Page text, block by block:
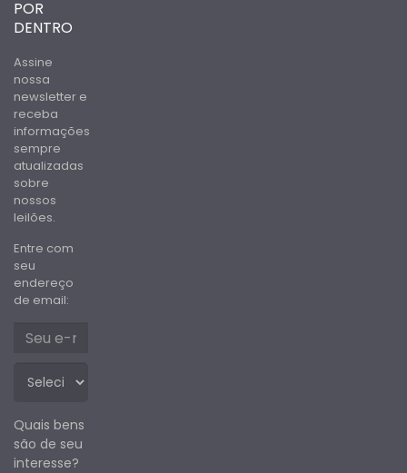
POR
DENTRO
Assine
nossa
newsletter e
receba
informações
sempre
atualizadas
sobre
nossos
leilões.
Entre com
seu
endereço
de email:
Quais bens
são de seu
interesse?